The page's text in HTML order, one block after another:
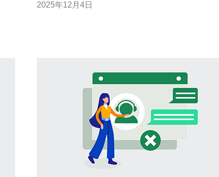
的关注。本文将深入探讨香港三网CN2 CDN服务的
2025年12月4日